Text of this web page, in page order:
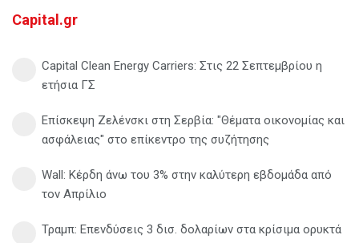
Capital.gr
Capital Clean Energy Carriers: Στις 22 Σεπτεμβρίου η
ετήσια ΓΣ
Επίσκεψη Ζελένσκι στη Σερβία: "Θέματα οικονομίας και
ασφάλειας" στο επίκεντρο της συζήτησης
Wall: Κέρδη άνω του 3% στην καλύτερη εβδομάδα από
τον Απρίλιο
Τραμπ: Επενδύσεις 3 δισ. δολαρίων στα κρίσιμα ορυκτά